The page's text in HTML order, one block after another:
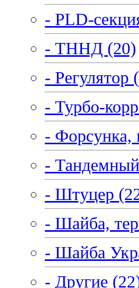
- PLD-
- ТННД (20)
- Регулятор
- Турбо-
- Форсунка,
-
- Штуцер
- Шайба,
- Шайба
- Другие